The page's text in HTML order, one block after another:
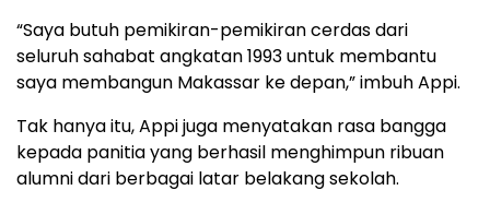
“Saya butuh pemikiran-pemikiran cerdas dari
seluruh sahabat angkatan 1993 untuk membantu
saya membangun Makassar ke depan,” imbuh Appi.
Tak hanya itu, Appi juga menyatakan rasa bangga
kepada panitia yang berhasil menghimpun ribuan
alumni dari berbagai latar belakang sekolah.